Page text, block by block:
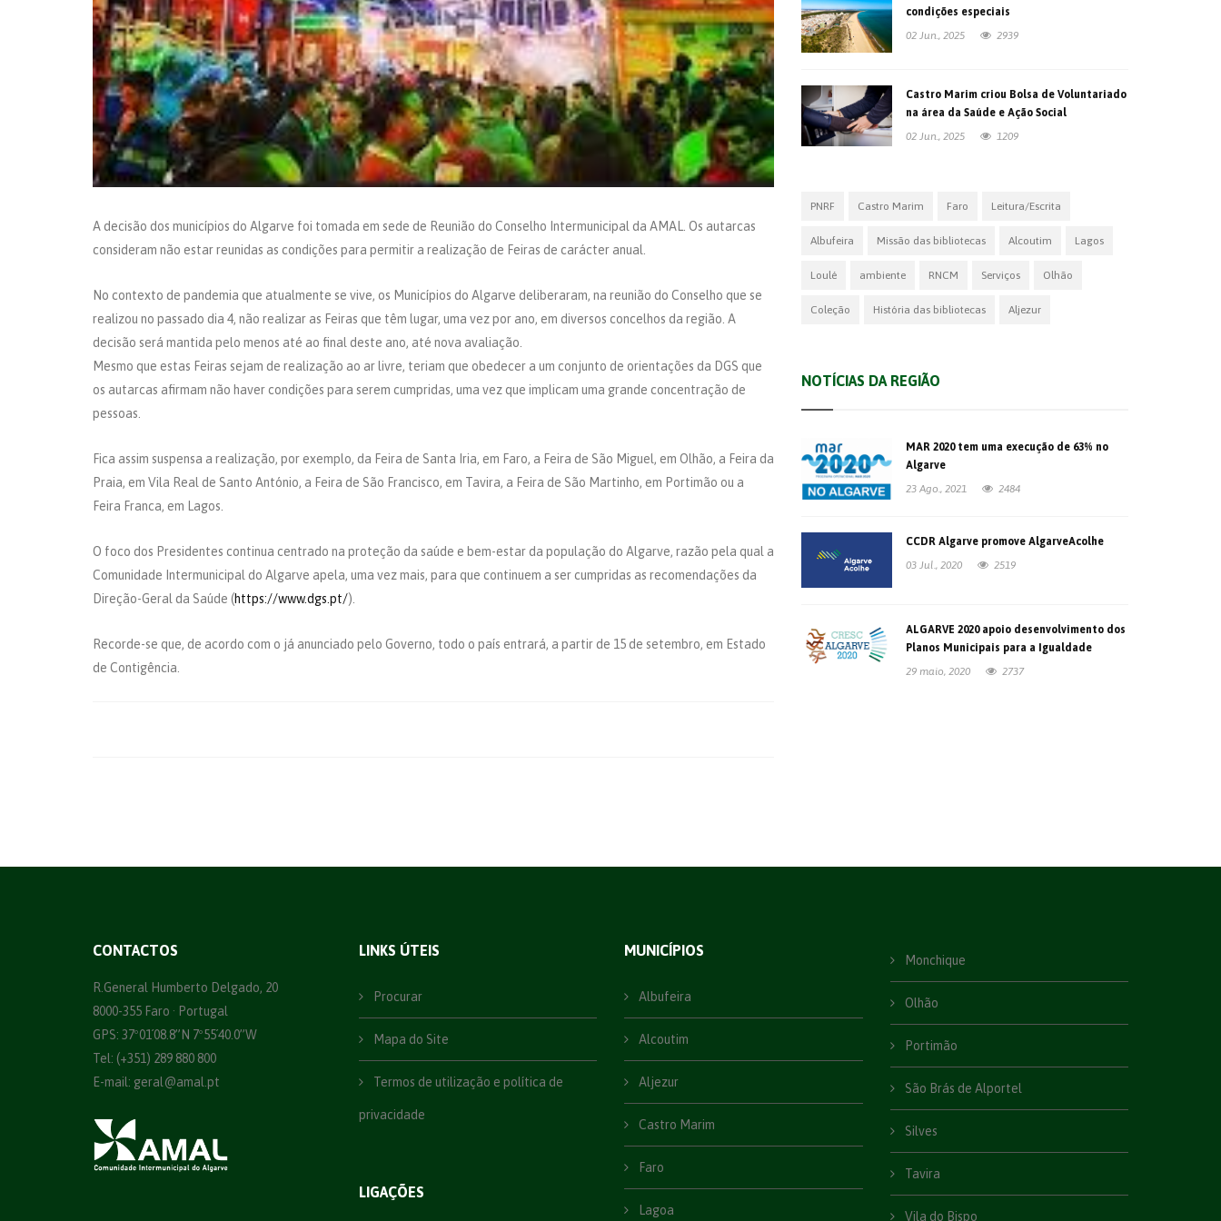
A decisão dos municípios do Algarve foi tomada em sede de Reunião do Conselho Intermunicipal da AMAL. Os autarcas
consideram não estar reunidas as condições para permitir a realização de Feiras de carácter anual.
No contexto de pandemia que atualmente se vive, os Municípios do Algarve deliberaram, na reunião do Conselho que se
realizou no passado dia 4, não realizar as Feiras que têm lugar, uma vez por ano, em diversos concelhos da região. A
decisão será mantida pelo menos até ao final deste ano, até nova avaliação.
Mesmo que estas Feiras sejam de realização ao ar livre, teriam que obedecer a um conjunto de orientações da DGS que
os autarcas afirmam não haver condições para serem cumpridas, uma vez que implicam uma grande concentração de
pessoas.
Fica assim suspensa a realização, por exemplo, da Feira de Santa Iria, em Faro, a Feira de São Miguel, em Olhão, a Feira da
Praia, em Vila Real de Santo António, a Feira de São Francisco, em Tavira, a Feira de São Martinho, em Portimão ou a
Feira Franca, em Lagos.
O foco dos Presidentes continua centrado na proteção da saúde e bem-estar da população do Algarve, razão pela qual a
Comunidade Intermunicipal do Algarve apela, uma vez mais, para que continuem a ser cumpridas as recomendações da
Direção-Geral da Saúde (https://www.dgs.pt/).
Recorde-se que, de acordo com o já anunciado pelo Governo, todo o país entrará, a partir de 15 de setembro, em Estado
de Contigência.
condições especiais
02 Jun., 2025
2939
Castro Marim criou Bolsa de Voluntariado
na área da Saúde e Ação Social
02 Jun., 2025
1209
PNRF Castro Marim Faro Leitura/Escrita
Albufeira Missão das bibliotecas Alcoutim Lagos
Loulé ambiente RNCM Serviços Olhão
Coleção História das bibliotecas Aljezur
NOTÍCIAS DA REGIÃO
MAR 2020 tem uma execução de 63% no
Algarve
23 Ago., 2021
2484
CCDR Algarve promove AlgarveAcolhe
03 Jul., 2020
2519
ALGARVE 2020 apoio desenvolvimento dos
Planos Municipais para a Igualdade
29 maio, 2020
2737
CONTACTOS
R.General Humberto Delgado, 20
8000-355 Faro · Portugal
GPS: 37º01´08.8”N 7º55´40.0”W
Tel: (+351) 289 880 800
E-mail: geral@amal.pt
LINKS ÚTEIS
Procurar
Mapa do Site
Termos de utilização e política de
privacidade
LIGAÇÕES
MUNICÍPIOS
Albufeira
Alcoutim
Aljezur
Castro Marim
Faro
Lagoa
Monchique
Olhão
Portimão
São Brás de Alportel
Silves
Tavira
Vila do Bispo